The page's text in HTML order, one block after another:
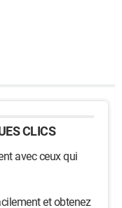
CLICS
avec ceux qui
et obtenez